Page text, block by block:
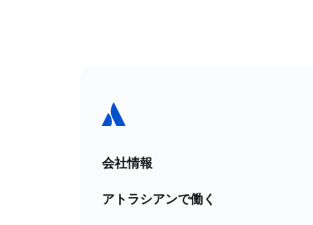
会社情報
アトラシアンで働く